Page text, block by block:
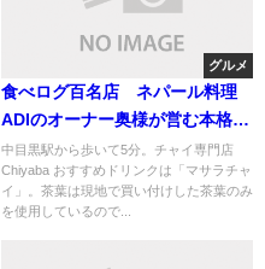
グルメ
食べログ百名店 ネパール料理
ADIのオーナー奥様が営む本格チ
ャイ専門店
中目黒駅から歩いて5分。チャイ専門店
Chiyaba おすすめドリンクは「マサラチャ
イ」。茶葉は現地で買い付けした茶葉のみ
を使用しているので...